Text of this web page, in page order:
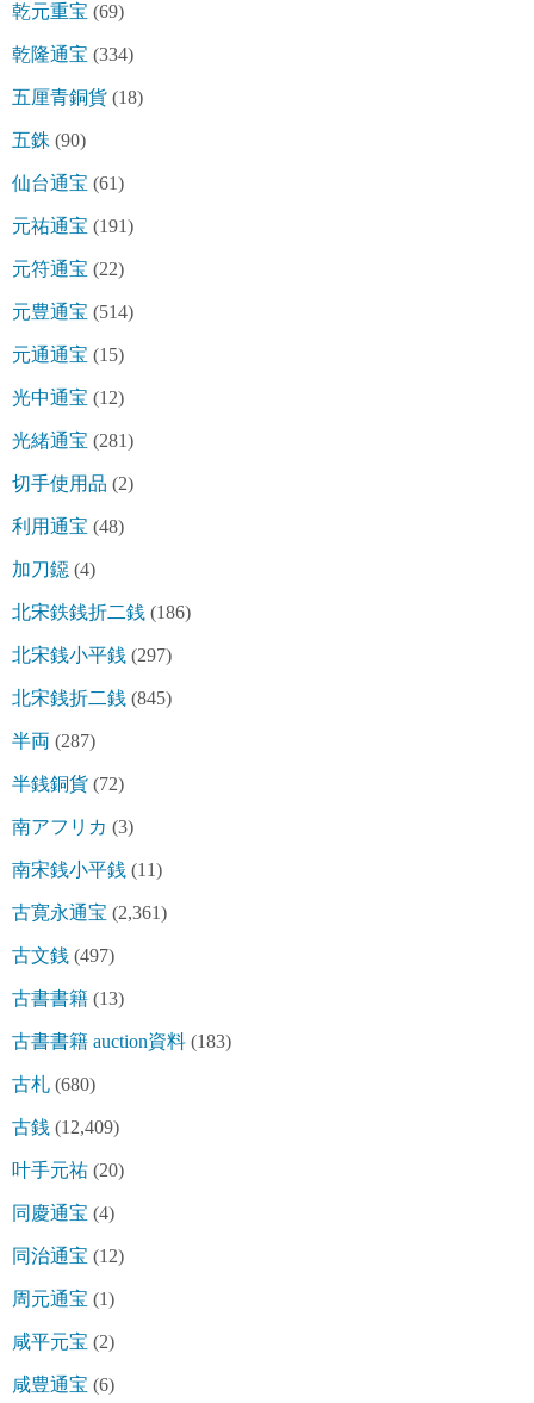
乾元重宝 (69)
乾隆通宝 (334)
五厘青銅貨 (18)
五銖 (90)
仙台通宝 (61)
元祐通宝 (191)
元符通宝 (22)
元豊通宝 (514)
元通通宝 (15)
光中通宝 (12)
光緒通宝 (281)
切手使用品 (2)
利用通宝 (48)
加刀鐚 (4)
北宋鉄銭折二銭 (186)
北宋銭小平銭 (297)
北宋銭折二銭 (845)
半両 (287)
半銭銅貨 (72)
南アフリカ (3)
南宋銭小平銭 (11)
古寛永通宝 (2,361)
古文銭 (497)
古書書籍 (13)
古書書籍 auction資料 (183)
古札 (680)
古銭 (12,409)
叶手元祐 (20)
同慶通宝 (4)
同治通宝 (12)
周元通宝 (1)
咸平元宝 (2)
咸豊通宝 (6)